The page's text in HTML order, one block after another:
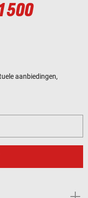
500
aanbiedingen,